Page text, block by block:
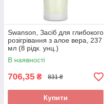
Swanson, Засіб для глибокого
розігрівання з алое вера, 237
мл (8 рідк. унц.)
В наявності
706,35 ₴ 831 ₴
Купити